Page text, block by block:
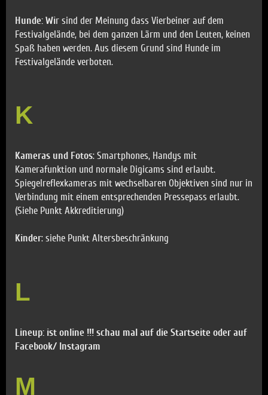
Hunde: Wir sind der Meinung dass Vierbeiner auf dem
Festivalgelände, bei dem ganzen Lärm und den Leuten, keinen
Spaß haben werden. Aus diesem Grund sind Hunde im
Festivalgelände verboten.
K
Kameras und Fotos: Smartphones, Handys mit
Kamerafunktion und normale Digicams sind erlaubt.
Spiegelreflexkameras mit wechselbaren Objektiven sind nur in
Verbindung mit einem entsprechenden Pressepass erlaubt.
(Siehe Punkt Akkreditierung)
Kinder: siehe Punkt Altersbeschränkung
L
Lineup: ist online !!! schau mal auf die Startseite oder auf
Facebook/ Instagram
M